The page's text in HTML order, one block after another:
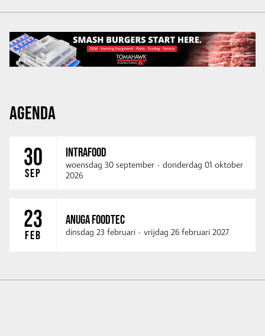
AGENDA
30
SEP
INTRAFOOD
woensdag 30 september - donderdag 01 oktober
2026
23
FEB
ANUGA FOODTEC
dinsdag 23 februari - vrijdag 26 februari 2027